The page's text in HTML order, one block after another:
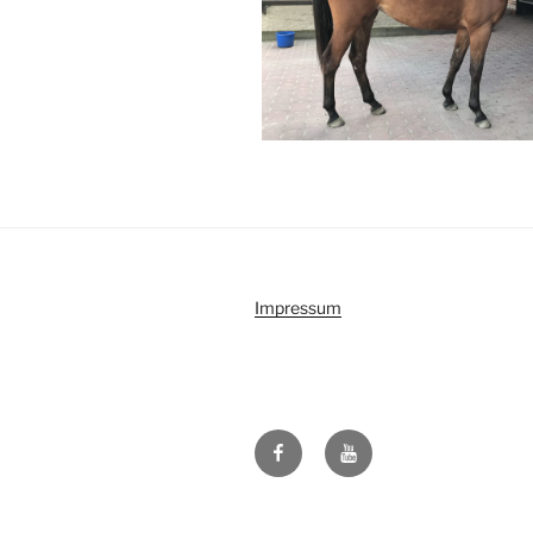
Impressum
FacebookYoutube